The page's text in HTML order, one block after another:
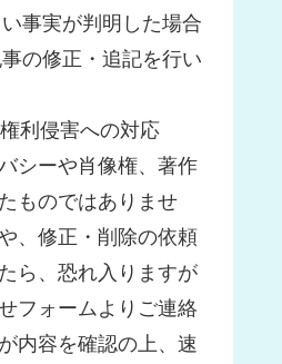
事実が判明した場合
の修正・追記を行い
利侵害への対応
シーや肖像権、著作
ものではありませ
、修正・削除の依頼
ら、恐れ入りますが
フォームよりご連絡
内容を確認の上、速